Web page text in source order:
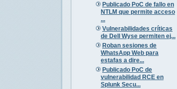
Publicado PoC de fallo en
NTLM que permite acceso
...
Vulnerabilidades críticas
de Dell Wyse permiten ej...
Roban sesiones de
WhatsApp Web para
estafas a dire...
Publicado PoC de
vulnerabilidad RCE en
Splunk Secu...